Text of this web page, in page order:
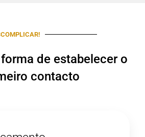
de estabelecer o
contacto